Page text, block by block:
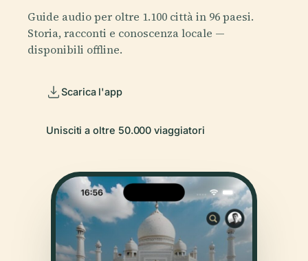
Guide audio per oltre 1.100 città in 96 paesi.
Storia, racconti e conoscenza locale —
disponibili offline.
Scarica l'app
Unisciti a oltre 50.000 viaggiatori